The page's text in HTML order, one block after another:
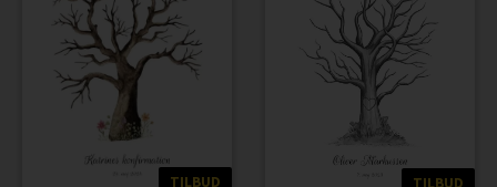
TILBUD TILBUD